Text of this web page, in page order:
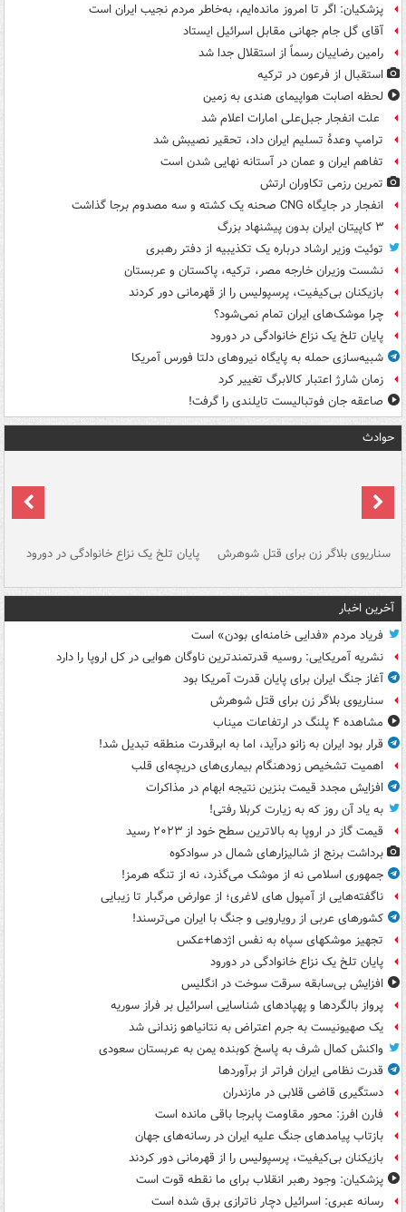
پزشکیان: اگر تا امروز مانده‌ایم، به‌خاطر مردم نجیب ایران است
آقای گل جام جهانی مقابل اسرائیل ایستاد
رامین رضاییان رسماً از استقلال جدا شد
استقبال از فرعون در ترکیه
لحظه اصابت هواپیمای هندی به زمین
علت انفجار جبل‌علی امارات اعلام شد
ترامپ وعدۀ تسلیم ایران داد، تحقیر نصیبش شد
تفاهم ایران و عمان در آستانه نهایی شدن است
تمرین رزمی تکاوران ارتش
انفجار در جایگاه CNG صحنه یک کشته و سه مصدوم برجا گذاشت
۳ کاپیتان ایران بدون پیشنهاد بزرگ
توئیت وزیر ارشاد درباره یک تکذیبیه از دفتر رهبری
نشست وزیران خارجه مصر، ترکیه، پاکستان و عربستان
بازیکنان بی‌کیفیت، پرسپولیس را از قهرمانی دور کردند
چرا موشک‌های ایران تمام نمی‌شود؟
پایان تلخ یک نزاع خانوادگی در دورود
شبیه‌سازی حمله به پایگاه نیروهای دلتا فورس آمریکا
زمان شارژ اعتبار کالابرگ تغییر کرد
صاعقه جان فوتبالیست تایلندی را گرفت!
حوادث
سناریوی بلاگر زن برای قتل شوهرش پایان تلخ یک نزاع خانوادگی در دورود
آخرین اخبار
فریاد مردم «فدایی خامنه‌ای بودن» است
نشریه آمریکایی: روسیه قدرتمندترین ناوگان هوایی در کل اروپا را دارد
آغاز جنگ ایران برای پایان قدرت آمریکا بود
سناریوی بلاگر زن برای قتل شوهرش
مشاهده ۴ پلنگ در ارتفاعات میناب
قرار بود ایران به زانو درآید، اما به ابرقدرت منطقه تبدیل شد!
اهمیت تشخیص زودهنگام بیماری‌های دریچه‌ای قلب
افزایش مجدد قیمت بنزین نتیجه ابهام در مذاکرات
به یاد آن روز که به زیارت کربلا رفتی!
قیمت گاز در اروپا به بالاترین سطح خود از ۲۰۲۳ رسید
برداشت برنج از شالیزارهای شمال در سوادکوه
جمهوری اسلامی نه از موشک می‌گذرد، نه از تنگه هرمز!
ناگفته‌هایی از آمپول های لاغری؛ از عوارض مرگبار تا زیبایی
کشورهای عربی از رویارویی و جنگ با ایران می‌ترسند!
تجهیز موشکهای سپاه به نفس اژدها+عکس
پایان تلخ یک نزاع خانوادگی در دورود
افزایش بی‌سابقه سرقت سوخت در انگلیس
پرواز بالگردها و پهپادهای شناسایی اسرائیل بر فراز سوریه
یک صهیونیست به جرم اعتراض به نتانیاهو زندانی شد
واکنش کمال شرف به پاسخ کوبنده یمن به عربستان سعودی
قدرت نظامی ایران فراتر از برآوردها
دستگیری قاضی قلابی در مازندران
فارن افرز: محور مقاومت پابرجا باقی مانده است
بازتاب پیامدهای جنگ علیه ایران در رسانه‌های جهان
بازیکنان بی‌کیفیت، پرسپولیس را از قهرمانی دور کردند
پزشکیان: وجود رهبر انقلاب برای ما نقطه قوت است
رسانه عبری: اسرائیل دچار ناترازی برق شده است